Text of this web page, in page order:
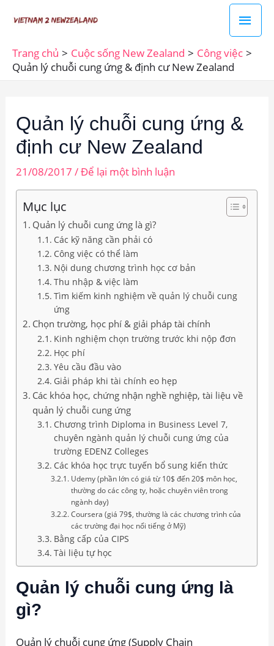
dung
Trang chủ Cuộc sống New Zealand
Công việc
Quản lý chuỗi cung ứng & định cư New Zealand
Quản lý chuỗi cung ứng &
định cư New Zealand
21/08/2017/Để lại một bình luận
Mục lục
Quản lý chuỗi cung ứng là gì?
Các kỹ năng cần phải có
Công việc có thể làm
Nội dung chương trình học cơ bản
Thu nhập & việc làm
Tìm kiếm kinh nghiệm về quản lý chuỗi cung
ứng
Chọn trường, học phí & giải pháp tài chính
Kinh nghiệm chọn trường trước khi nộp đơn
Học phí
Yêu cầu đầu vào
Giải pháp khi tài chính eo hẹp
Các khóa học, chứng nhận nghề nghiệp, tài liệu về
quản lý chuỗi cung ứng
Chương trình Diploma in Business Level 7,
chuyên ngành quản lý chuỗi cung ứng của
trường EDENZ Colleges
Các khóa học trực tuyến bổ sung kiến thức
Udemy (phần lớn có giá từ 10$ đến 20$ môn học,
thường do các công ty, hoặc chuyên viên trong
ngành dạy)
Coursera (giá 79$, thường là các chương trình của
các trường đại học nổi tiếng ở Mỹ)
Bằng cấp của CIPS
Tài liệu tự học
Quản lý chuỗi cung ứng là
gì?
Quản lý chuỗi cung ứng (Supply Chain